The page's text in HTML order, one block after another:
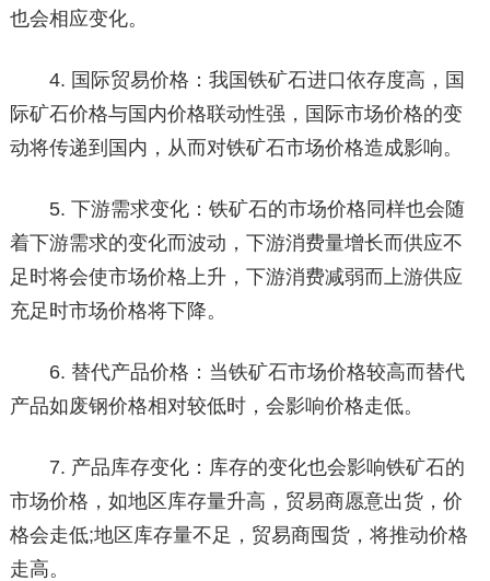
也会相应变化。
4. 国际贸易价格：我国铁矿石进口依存度高，国
际矿石价格与国内价格联动性强，国际市场价格的变
动将传递到国内，从而对铁矿石市场价格造成影响。
5. 下游需求变化：铁矿石的市场价格同样也会随
着下游需求的变化而波动，下游消费量增长而供应不
足时将会使市场价格上升，下游消费减弱而上游供应
充足时市场价格将下降。
6. 替代产品价格：当铁矿石市场价格较高而替代
产品如废钢价格相对较低时，会影响价格走低。
7. 产品库存变化：库存的变化也会影响铁矿石的
市场价格，如地区库存量升高，贸易商愿意出货，价
格会走低;地区库存量不足，贸易商囤货，将推动价格
走高。